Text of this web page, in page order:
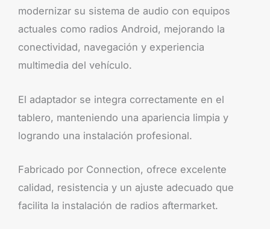
modernizar su sistema de audio con equipos
actuales como radios Android, mejorando la
conectividad, navegación y experiencia
multimedia del vehículo.
El adaptador se integra correctamente en el
tablero, manteniendo una apariencia limpia y
logrando una instalación profesional.
Fabricado por Connection, ofrece excelente
calidad, resistencia y un ajuste adecuado que
facilita la instalación de radios aftermarket.